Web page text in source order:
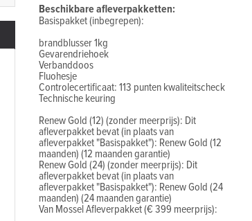
Beschikbare afleverpakketten:
Basispakket (inbegrepen):
brandblusser 1kg
Gevarendriehoek
Verbanddoos
Fluohesje
Controlecertificaat: 113 punten kwaliteitscheck
Technische keuring
Renew Gold (12) (zonder meerprijs): Dit
afleverpakket bevat (in plaats van
afleverpakket "Basispakket"): Renew Gold (12
maanden) (12 maanden garantie)
Renew Gold (24) (zonder meerprijs): Dit
afleverpakket bevat (in plaats van
afleverpakket "Basispakket"): Renew Gold (24
maanden) (24 maanden garantie)
Van Mossel Afleverpakket (€ 399 meerprijs):